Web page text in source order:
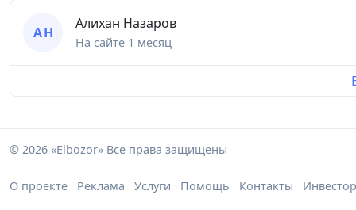
А Н
Алихан Назаров
На сайте 1 месяц
© 2026 «Elbozor» Все права защищены
О проекте Реклама Услуги Помощь Контакты